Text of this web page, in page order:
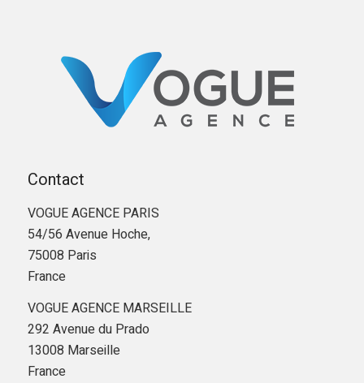
Contact
VOGUE AGENCE PARIS
54/56 Avenue Hoche,
75008 Paris
France
VOGUE AGENCE MARSEILLE
292 Avenue du Prado
13008 Marseille
France